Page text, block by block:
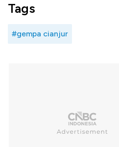
Tags
#gempa cianjur